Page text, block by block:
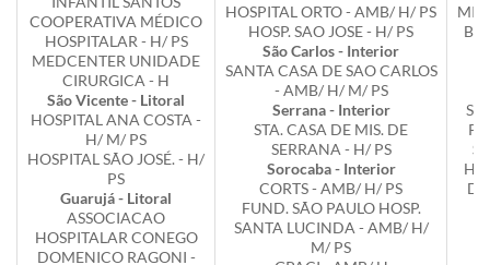
COOPERATIVA MÉDICO
HOSPITALAR - H/ PS
MEDCENTER UNIDADE
CIRURGICA - H
São Vicente - Litoral
HOSPITAL ANA COSTA -
H/ M/ PS
HOSPITAL SÃO JOSÉ. - H/
PS
Guarujá - Litoral
ASSOCIACAO
HOSPITALAR CONEGO
DOMENICO RAGONI -
HOSPITAL ORTO - AMB/ H/ PS
HOSP. SAO JOSE - H/ PS
São Carlos - Interior
SANTA CASA DE SAO CARLOS
- AMB/ H/ M/ PS
Serrana - Interior
STA. CASA DE MIS. DE
SERRANA - H/ PS
Sorocaba - Interior
CORTS - AMB/ H/ PS
FUND. SÃO PAULO HOSP.
SANTA LUCINDA - AMB/ H/
M/ PS